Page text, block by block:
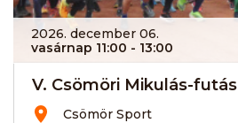
2026. december 06.
vasárnap 11:00 - 13:00
V. Csömöri Mikulás-futás
Csömör Sport